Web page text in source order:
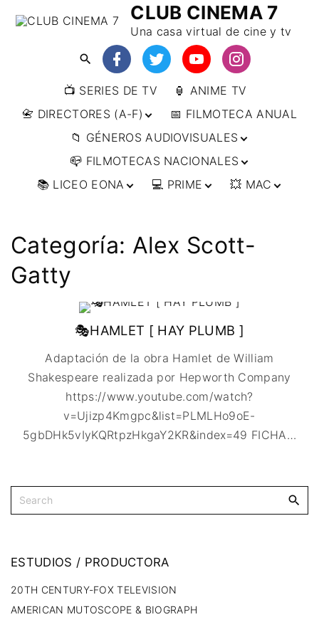
CLUB CINEMA 7
Una casa virtual de cine y tv
📺 SERIES DE TV
🏮 ANIME TV
📇 DIRECTORES (A-F)
📇 DIRECTORES (F-L)
📇 DIRECTORES (L-
W)
📅 FILMOTECA ANUAL
📁 GÉNEROS AUDIOVISUALES
🔴ANIMACIÓN
🔴ARTES MARCIALES
🔴CINE DOCUMENTAL
🔴COMEDIA
🔴DRAMA
🔴EXPERIMENTOS
🔴FANTÁSTICO
🔴MUSICAL
📪 FILMOTECAS NACIONALES
🌍 AFRICA
🇧🇷 BRASIL
🇨🇱 CHILE
🇲🇽 MÉXICO
🇺🇾 URUGUAY
🌏 ASIA
🇮🇳 INDIA
🇯🇵 JAPÓN
🌍 EUROPA
🇩🇪 ALEMANIA
🇧🇪 BÉLGICA
🇪🇸 ESPAÑA
🇫🇷 FRANCIA
🇮🇹 ITALIA
🇳🇱 PAISES BAJOS
🇬🇧 REINO UNIDO
🇷🇸 SERBIA​
📚 LICEO EONA
🎒 TALLERES
ONLINE
🎞️ FILM DOCTOR
👨‍🎨 IMAGEN &
🖥️ SERVICIOS DE
🌐 DISEÑO WEB
📧 CONTACTO
🪪 TARJETA DIGITAL
💻 PRIME
IMPRESCINDIBLES
💥 MAC
👁️ ANIME
🗨 CÓMICS
Categoría: Alex Scott-
Gatty
🎭HAMLET [ HAY PLUMB ]
Adaptación de la obra Hamlet de William
Shakespeare realizada por Hepworth Company
https://www.youtube.com/watch?
v=Ujizp4Kmgpc&list=PLMLHo9oE-
5gbDHk5vIyKQRtpzHkgaY2KR&index=49 FICHA…
ESTUDIOS / PRODUCTORA
20TH CENTURY-FOX TELEVISION
AMERICAN MUTOSCOPE & BIOGRAPH